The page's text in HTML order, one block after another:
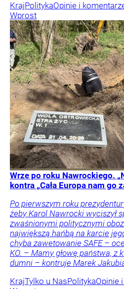
KrajPolitykaOpinie i
Wprost
Wrze po roku Nawrockiego.
kontra „Cała Europa nam go
Po pierwszym roku
żeby Karol Nawrocki wyciszył
zwaśnionymi politycznymi
największą hańbą na karcie
chyba zawetowanie SAFE –
KO. – Mamy głowę państwa, z
dumni – kontruje Marek
KrajTylko u NasPolitykaOpinie